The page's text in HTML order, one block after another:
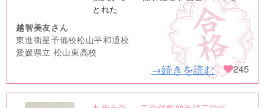
とれた
越智美友さん
東進衛星予備校松山平和通校
愛媛県立 松山東高校
→続きを読む 245